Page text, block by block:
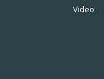
Video